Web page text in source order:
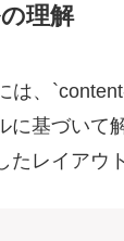
理解
は、
に基づいて
たレイアウ